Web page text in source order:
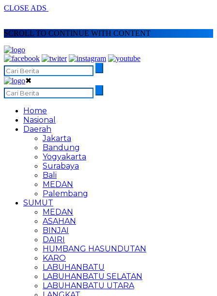
CLOSE ADS
SCROLL TO CONTINUE WITH CONTENT
✖
Home
Nasional
Daerah
Jakarta
Bandung
Yogyakarta
Surabaya
Bali
MEDAN
Palembang
SUMUT
MEDAN
ASAHAN
BINJAI
DAIRI
HUMBANG HASUNDUTAN
KARO
LABUHANBATU
LABUHANBATU SELATAN
LABUHANBATU UTARA